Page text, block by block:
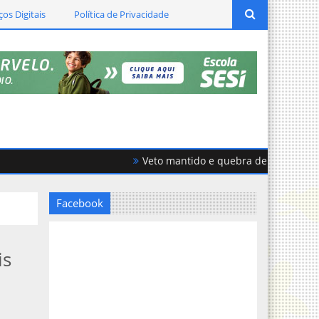
Digitais Política de Privacidade
Veto mantido e quebra de acordo
Facebook